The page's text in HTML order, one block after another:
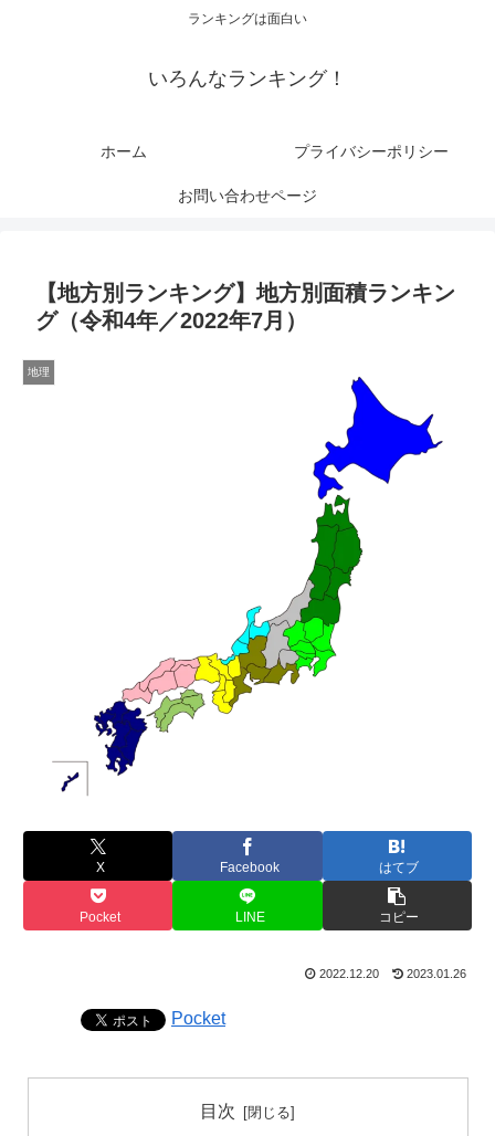
ランキングは面白い
いろんなランキング！
ホーム プライバシーポリシー
お問い合わせページ
【地方別ランキング】地方別面積ランキン
グ（令和4年／2022年7月）
地理
X Facebook はてブ
Pocket LINE コピー
2022.12.20 2023.01.26
Pocket
目次